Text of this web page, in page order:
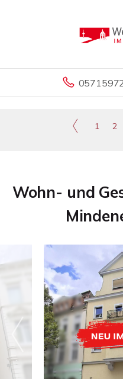
1 2
Wohn- und